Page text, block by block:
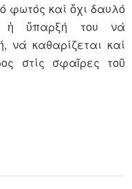
φωτός καί ὄχι δαυλό
ἡ ὕπαρξή του νά
νά καθαρίζεται καί
στίς σφαῖρες τοῦ